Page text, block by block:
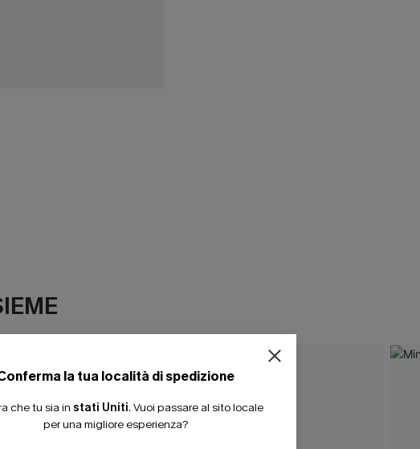
la tua località di spedizione
che tu sia in stati Uniti. Vuoi passare al sito locale
per una migliore esperienza?
20% DI SCONTO SU 2 O PIÙ ARTICOLI